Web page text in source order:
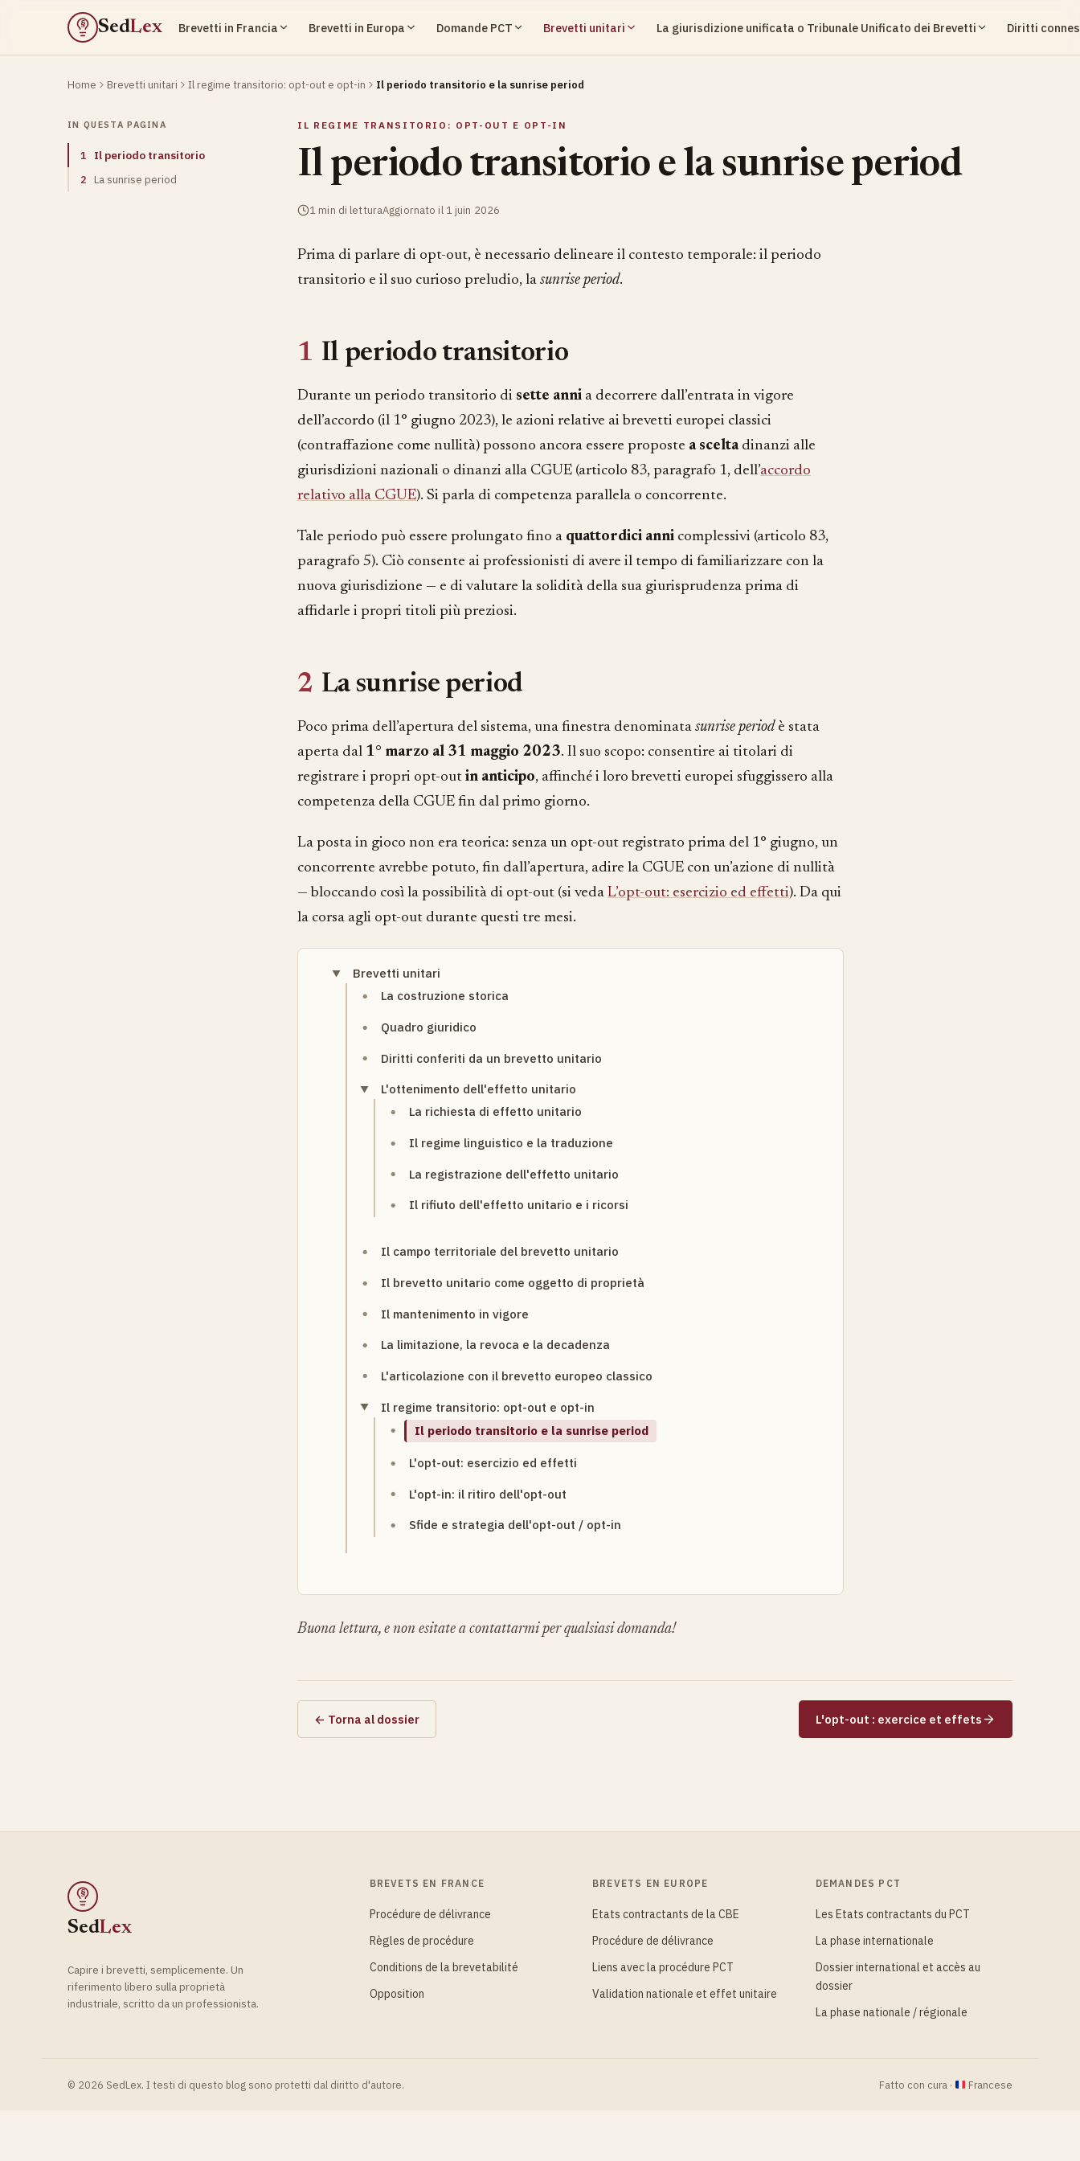
§ SedLex Brevetti in Francia Brevetti in Europa Domande PCT Brevetti unitari La giurisdizione unificata o Tribunale Unificato dei Brevetti Diritti
Home Brevetti unitari Il regime transitorio: opt-out e opt-in Il periodo transitorio e la sunrise period
IN QUESTA PAGINA
1
Il periodo transitorio
2 La sunrise period
IL REGIME TRANSITORIO: OPT-OUT E OPT-IN
Il periodo transitorio e la sunrise period
1 min di letturaAggiornato il 1 juin 2026
Prima di parlare di opt-out, è necessario delineare il contesto temporale: il periodo
transitorio e il suo curioso preludio, la sunrise period.
1 Il periodo transitorio
Durante un periodo transitorio di sette anni a decorrere dall’entrata in vigore
dell’accordo (il 1° giugno 2023), le azioni relative ai brevetti europei classici
(contraffazione come nullità) possono ancora essere proposte a sceltadinanzi alle
giurisdizioni nazionali o dinanzi alla CGUE (articolo 83, paragrafo 1, dell’accordo
relativo alla CGUE). Si parla di competenza parallela o concorrente.
Tale periodo può essere prolungato fino a quattordici anni complessivi (articolo 83,
paragrafo 5). Ciò consente ai professionisti di avere il tempo di familiarizzare con la
nuova giurisdizione — e di valutare la solidità della sua giurisprudenza prima di
affidarle i propri titoli più preziosi.
2 La sunrise period
Poco prima dell’apertura del sistema, una finestra denominata sunrise periodè stata
aperta dal 1° marzo al 31 maggio 2023. Il suo scopo: consentire ai titolari di
registrare i propri opt-out in anticipo, affinché i loro brevetti europei sfuggissero alla
competenza della CGUE fin dal primo giorno.
La posta in gioco non era teorica: senza un opt-out registrato prima del 1° giugno, un
concorrente avrebbe potuto, fin dall’apertura, adire la CGUE con un’azione di nullità
— bloccando così la possibilità di opt-out (si veda L’opt-out: esercizio ed effetti). Da qui
la corsa agli opt-out durante questi tre mesi.
Brevetti unitari
La costruzione storica
Quadro giuridico
Diritti conferiti da un brevetto unitario
L'ottenimento dell'effetto unitario
La richiesta di effetto unitario
Il regime linguistico e la traduzione
La registrazione dell'effetto unitario
Il rifiuto dell'effetto unitario e i ricorsi
Il campo territoriale del brevetto unitario
Il brevetto unitario come oggetto di proprietà
Il mantenimento in vigore
La limitazione, la revoca e la decadenza
L'articolazione con il brevetto europeo classico
Il regime transitorio: opt-out e opt-in
Il periodo transitorio e la sunrise period
L'opt-out: esercizio ed effetti
L'opt-in: il ritiro dell'opt-out
Sfide e strategia dell'opt-out / opt-in
Buona lettura, e non esitate a contattarmi per qualsiasi domanda!
← Torna al dossier L'opt-out : exercice et effets
§
SedLex
Capire i brevetti, semplicemente. Un
riferimento libero sulla proprietà
industriale, scritto da un professionista.
BREVETS EN FRANCE
Procédure de délivrance
Règles de procédure
Conditions de la brevetabilité
Opposition
BREVETS EN EUROPE
Etats contractants de la CBE
Procédure de délivrance
Liens avec la procédure PCT
Validation nationale et effet unitaire
DEMANDES PCT
Les Etats contractants du PCT
La phase internationale
Dossier international et accès au
dossier
La phase nationale / régionale
© 2026 SedLex. I testi di questo blog sono protetti dal diritto d'autore. Fatto con cura · Francese